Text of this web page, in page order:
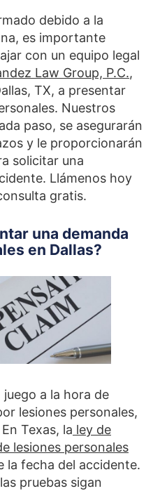
debido a la
es importante
con un equipo legal
Law Group, P.C.,
TX, a presentar
Nuestros
paso, se asegurarán
y le proporcionarán
solicitar una
Llámenos hoy
gratis.
una demanda
en Dallas?
a la hora de
lesiones personales,
Texas, la ley de
lesiones personales
la fecha del accidente.
pruebas sigan